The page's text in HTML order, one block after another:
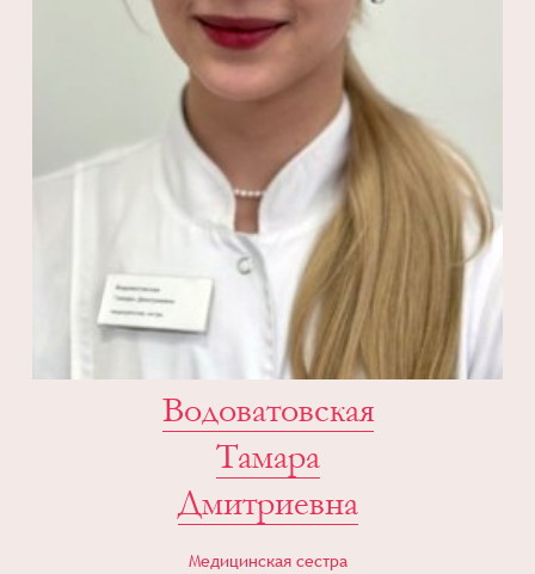
Водоватовская
Тамара
Дмитриевна
Медицинская сестра